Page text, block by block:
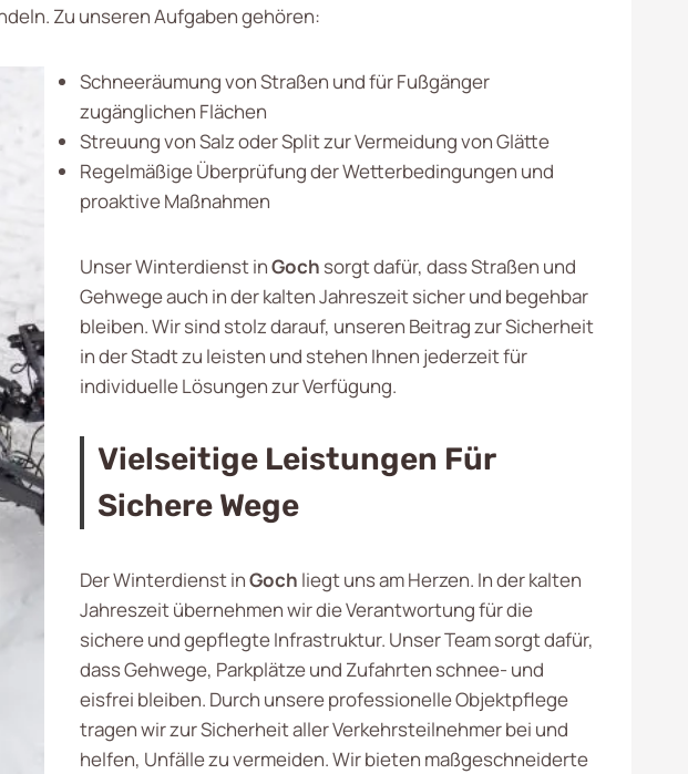
Zu unseren Aufgaben gehören:
Schneeräumung von Straßen und für Fußgänger
zugänglichen Flächen
Streuung von Salz oder Split zur Vermeidung von Glätte
Regelmäßige Überprüfung der Wetterbedingungen und
proaktive Maßnahmen
Unser Winterdienst inGoch sorgt dafür, dass Straßen und
Gehwege auch in der kalten Jahreszeit sicher und begehbar
bleiben. Wir sind stolz darauf, unseren Beitrag zur Sicherheit
in der Stadt zu leisten und stehen Ihnen jederzeit für
individuelle Lösungen zur Verfügung.
Vielseitige Leistungen Für
Sichere Wege
Der Winterdienst inGoch liegt uns am Herzen. In der kalten
Jahreszeit übernehmen wir die Verantwortung für die
sichere und gepflegte Infrastruktur. Unser Team sorgt dafür,
dass Gehwege, Parkplätze und Zufahrten schnee- und
eisfrei bleiben. Durch unsere professionelle Objektpflege
tragen wir zur Sicherheit aller Verkehrsteilnehmer bei und
helfen, Unfälle zu vermeiden. Wir bieten maßgeschneiderte